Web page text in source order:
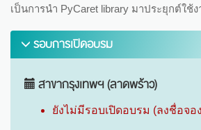
เป็นการนำ PyCaret library มาประยุกต์ใช้
รอบการเปิดอบรม
สาขากรุงเทพฯ (ลาดพร้าว)
ยังไม่มีรอบเปิดอบรม (ลงชื่อจอ